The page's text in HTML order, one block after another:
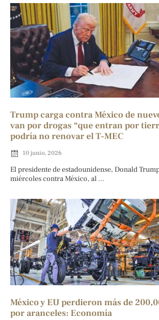
Trump carga contra México de
van por drogas “que entran por
podría no renovar el T-MEC
10 junio, 2026
El presidente de estadounidense, Donald
miércoles contra México, al ...
México y EU perdieron más de
por aranceles: Economía